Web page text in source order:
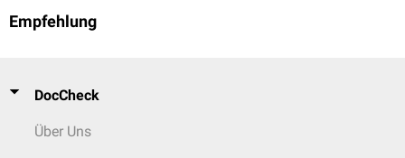
Empfehlung
DocCheck
Über Uns